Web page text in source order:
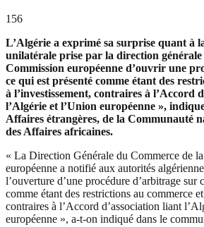
156
L’Algérie a exprimé sa surprise quant à
unilatérale prise par la direction
Commission européenne d’ouvrir une
ce qui est présenté comme étant des
à l’investissement, contraires à l’Accord
l’Algérie et l’Union européenne »,
Affaires étrangères, de la Communauté
des Affaires africaines.
« La Direction Générale du Commerce de
européenne a notifié aux autorités
l’ouverture d’une procédure d’arbitrage sur
comme étant des restrictions au commerce
contraires à l’Accord d’association liant
européenne », a-t-on indiqué dans le